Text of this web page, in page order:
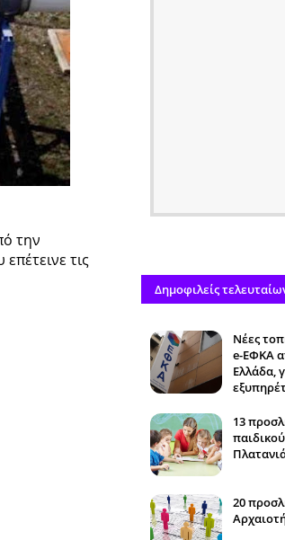
την
τις
Δημοφιλείς
Νέες
e-ΕΦΚΑ
Ελλάδα,
13
20